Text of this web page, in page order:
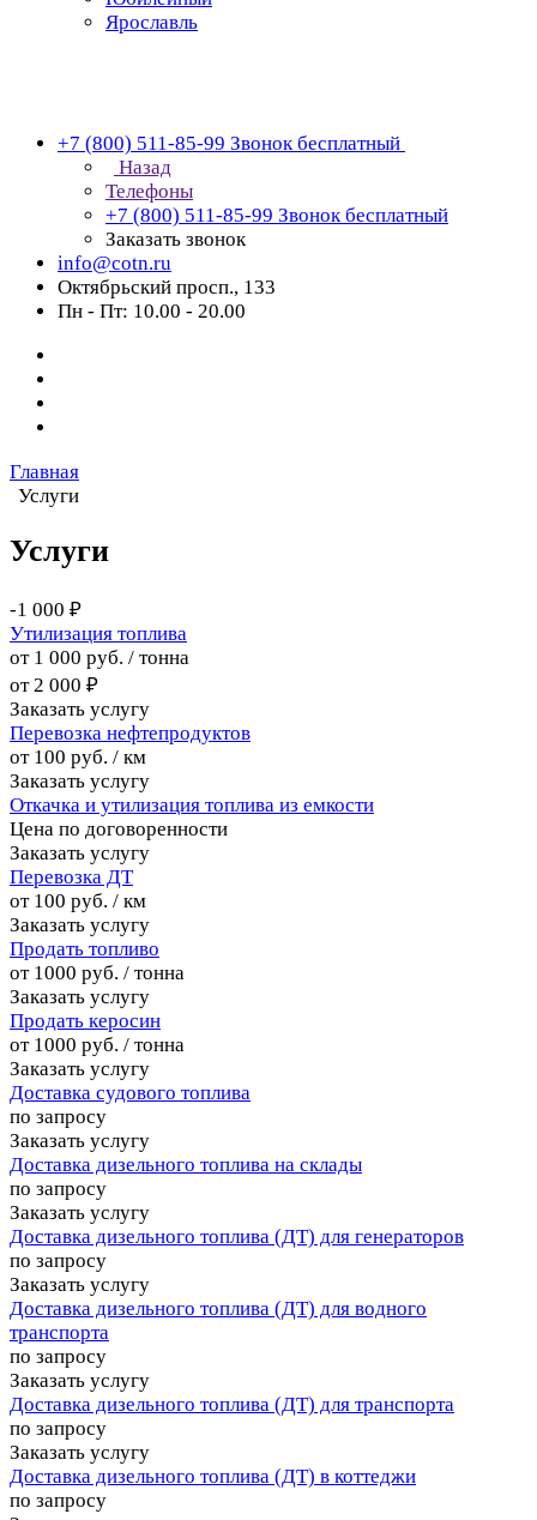
Ярославль
+7 (800) 511-85-99 Звонок бесплатный
Назад
Телефоны
+7 (800) 511-85-99 Звонок бесплатный
Заказать звонок
info@cotn.ru
Октябрьский просп., 133
Пн - Пт: 10.00 - 20.00
Главная
Услуги
Услуги
-1 000 ₽
Утилизация топлива
от 1 000 руб. / тонна
от 2 000 ₽
Заказать услугу
Перевозка нефтепродуктов
от 100 руб. / км
Заказать услугу
Откачка и утилизация топлива из емкости
Цена по договоренности
Заказать услугу
Перевозка ДТ
от 100 руб. / км
Заказать услугу
Продать топливо
от 1000 руб. / тонна
Заказать услугу
Продать керосин
от 1000 руб. / тонна
Заказать услугу
Доставка судового топлива
по запросу
Заказать услугу
Доставка дизельного топлива на склады
по запросу
Заказать услугу
Доставка дизельного топлива (ДТ) для генераторов
по запросу
Заказать услугу
Доставка дизельного топлива (ДТ) для водного
транспорта
по запросу
Заказать услугу
Доставка дизельного топлива (ДТ) для транспорта
по запросу
Заказать услугу
Доставка дизельного топлива (ДТ) в коттеджи
по запросу